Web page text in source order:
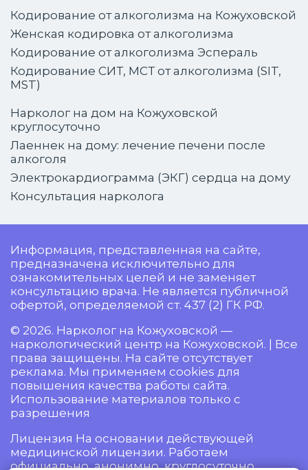
Кодирование от алкоголизма на Кожуховской
Женская кодировка от алкоголизма
Кодирование от алкоголизма Эспераль
Кодирование СИТ, МСТ от алкоголизма (SIT,
MST)
Нарколог на дом на Кожуховской
круглосуточно
Лаеннек на дому: лечение печени после
алкоголя
Электрокардиограмма (ЭКГ) сердца на дому
Консультация нарколога
Информация, представленная на сайте,
предназначена исключительно для
ознакомительных целей и не заменяет
консультацию врача. Не является публичной
офертой, определяемой ст. 437 (2) ГК РФ.
© 2026. Нарколог на Кожуховской —
наркологический центр на Кожуховской. | Все
права защищены. На сайте отсутствует
реклама. Мы применяем cookies для
повышения качества работы сайта.
Использование материалов только с
разрешения
Лицензия На основании действующей
медицинской лицензии. Работаем
официально, анонимно, круглосуточно.